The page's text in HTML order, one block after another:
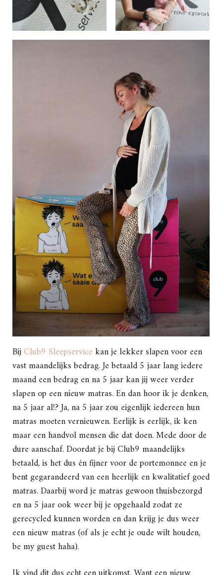
Bij Club9 Sleepservicekan je lekker slapen voor een
vast maandelijks bedrag. Je betaald 5 jaar lang iedere
maand een bedrag en na 5 jaar kan jij weer verder
slapen op een nieuw matras. En dan hoor ik je denken,
na 5 jaar al!? Ja, na 5 jaar zou eigenlijk iedereen hun
matras moeten vernieuwen. Eerlijk is eerlijk, ik ken
maar een handvol mensen die dat doen. Mede door de
dure aanschaf. Doordat je bij Club9 maandelijks
betaald, is het dus én fijner voor de portemonnee en je
bent gegarandeerd van een heerlijk en kwalitatief goed
matras. Daarbij word je matras gewoon thuisbezorgd
en na 5 jaar ook weer bij je opgehaald zodat ze
gerecycled kunnen worden en dan krijg je dus weer
een nieuw matras (of als je echt je oude wilt houden,
be my guest haha).